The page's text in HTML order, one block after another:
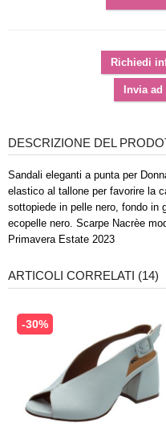
DESCRIZIONE DEL
Sandali eleganti a punta per
elastico al tallone per favorire la
sottopiede in pelle nero, fondo in
ecopelle nero. Scarpe Nacrèe
Primavera Estate 2023
ARTICOLI CORRELATI (14)
-30%